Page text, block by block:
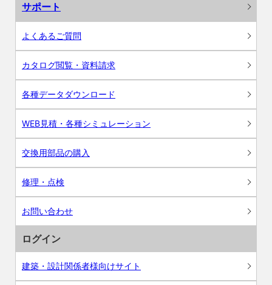
サポート
よくあるご質問
カタログ閲覧・資料請求
各種データダウンロード
WEB見積・各種シミュレーション
交換用部品の購入
修理・点検
お問い合わせ
ログイン
建築・設計関係者様向けサイト